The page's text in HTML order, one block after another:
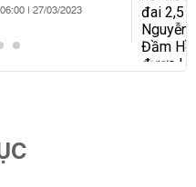
06:00 | 27/03/2023